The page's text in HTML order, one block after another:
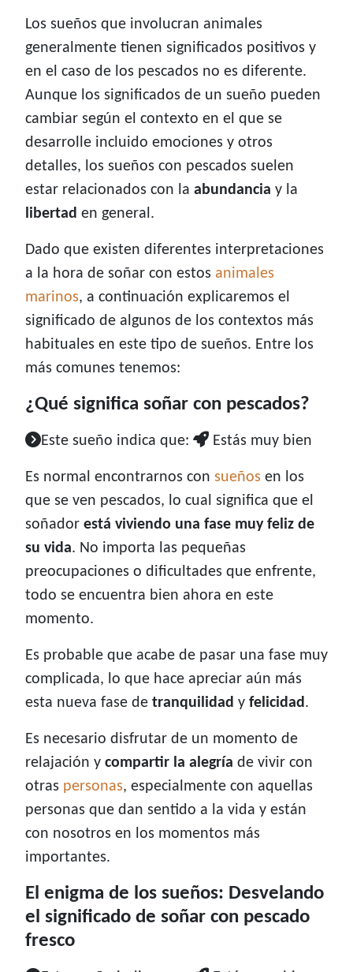
Los sueños que involucran animales
generalmente tienen significados positivos y
en el caso de los pescados no es diferente.
Aunque los significados de un sueño pueden
cambiar según el contexto en el que se
desarrolle incluido emociones y otros
detalles, los sueños con pescados suelen
estar relacionados con la abundancia y la
libertad en general.
Dado que existen diferentes interpretaciones
a la hora de soñar con estos animales
marinos, a continuación explicaremos el
significado de algunos de los contextos más
habituales en este tipo de sueños. Entre los
más comunes tenemos:
¿Qué significa soñar con pescados?
Este sueño indica que: Estás muy bien
Es normal encontrarnos con sueños en los
que se ven pescados, lo cual significa que el
soñador está viviendo una fase muy feliz de
su vida. No importa las pequeñas
preocupaciones o dificultades que enfrente,
todo se encuentra bien ahora en este
momento.
Es probable que acabe de pasar una fase muy
complicada, lo que hace apreciar aún más
esta nueva fase de tranquilidad y felicidad.
Es necesario disfrutar de un momento de
relajación y compartir la alegría de vivir con
otras personas, especialmente con aquellas
personas que dan sentido a la vida y están
con nosotros en los momentos más
importantes.
El enigma de los sueños: Desvelando
el significado de soñar con pescado
fresco